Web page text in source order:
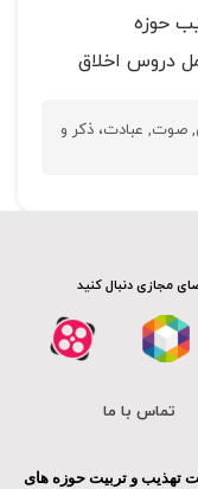
حوزه
دروس اخلاق
,صوت, عبادت، ذکر و
مجازی دنبال کنید
تماس با ما
تهذیب و تربیت حوزه های